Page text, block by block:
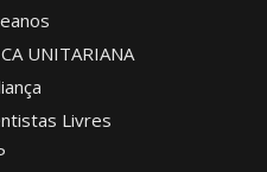
UNITARIANA
Livres